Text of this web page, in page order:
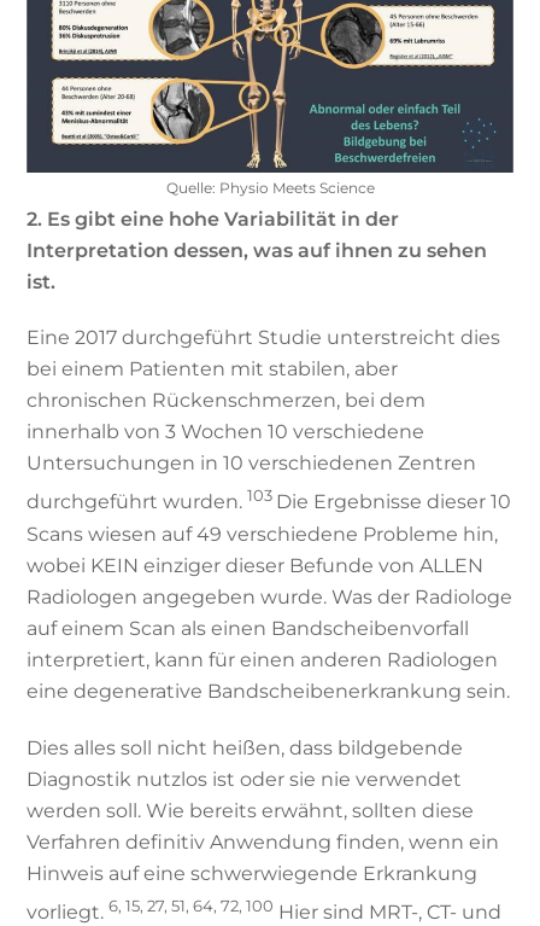
Quelle: Physio Meets Science
2. Es gibt eine hohe Variabilität in der
Interpretation dessen, was auf ihnen zu sehen
ist.
Eine 2017 durchgeführt Studie unterstreicht dies
bei einem Patienten mit stabilen, aber
chronischen Rückenschmerzen, bei dem
innerhalb von 3 Wochen 10 verschiedene
Untersuchungen in 10 verschiedenen Zentren
durchgeführt wurden. 103 Die Ergebnisse dieser 10
Scans wiesen auf 49 verschiedene Probleme hin,
wobei KEIN einziger dieser Befunde von ALLEN
Radiologen angegeben wurde. Was der Radiologe
auf einem Scan als einen Bandscheibenvorfall
interpretiert, kann für einen anderen Radiologen
eine degenerative Bandscheibenerkrankung sein.
Dies alles soll nicht heißen, dass bildgebende
Diagnostik nutzlos ist oder sie nie verwendet
werden soll. Wie bereits erwähnt, sollten diese
Verfahren definitiv Anwendung finden, wenn ein
Hinweis auf eine schwerwiegende Erkrankung
vorliegt.6, 15, 27, 51, 64, 72, 100 Hier sind MRT-, CT- und